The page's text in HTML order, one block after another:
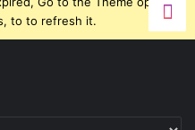
to to refresh it.